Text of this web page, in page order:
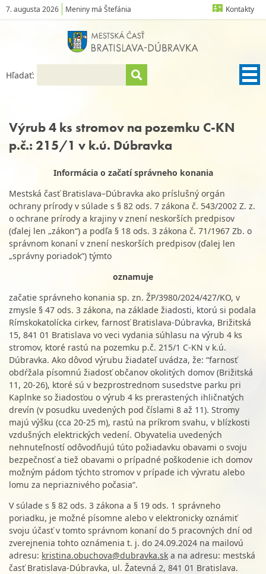
7. augusta 2026 Meniny má Štefánia Kontakty
Hľadať:
Výrub 4 ks stromov na pozemku C-KN
p.č.: 215/1 v k.ú. Dúbravka
Informácia o začatí správneho konania
Mestská časť Bratislava–Dúbravka ako príslušný orgán
ochrany prírody v súlade s § 82 ods. 7 zákona č. 543/2002 Z. z.
o ochrane prírody a krajiny v znení neskorších predpisov
(ďalej len „zákon“) a podľa § 18 ods. 3 zákona č. 71/1967 Zb. o
správnom konaní v znení neskorších predpisov (ďalej len
„správny poriadok“) týmto
oznamuje
začatie správneho konania sp. zn. ŽP/3980/2024/427/KO, v
zmysle § 47 ods. 3 zákona, na základe žiadosti, ktorú si podala
Rímskokatolícka cirkev, farnosť Bratislava-Dúbravka, Brižitská
15, 841 01 Bratislava vo veci vydania súhlasu na výrub 4 ks
stromov, ktoré rastú na pozemku p.č. 215/1 C-KN v k.ú.
Dúbravka. Ako dôvod výrubu žiadateľ uvádza, že: “farnosť
obdŕžala písomnú žiadosť občanov okolitých domov (Brižitská
11, 20-26), ktoré sú v bezprostrednom susedstve parku pri
Kaplnke so žiadosťou o výrub 4 ks prerastených ihličnatých
drevín (v posudku uvedených pod číslami 8 až 11). Stromy
majú výšku (cca 20-25 m), rastú na príkrom svahu, v blízkosti
vzdušných elektrických vedení. Obyvatelia uvedených
nehnuteľností odôvodňujú túto požiadavku obavami o svoju
bezpečnosť a tiež obavami o prípadné poškodenie ich domov
možným pádom týchto stromov v prípade ich vývratu alebo
lomu za nepriaznivého počasia“.
V súlade s § 82 ods. 3 zákona a § 19 ods. 1 správneho
poriadku, je možné písomne alebo v elektronicky oznámiť
svoju účasť v tomto správnom konaní do 5 pracovných dní od
zverejnenia tohto oznámenia t. j. do 24.09.2024 na mailovú
adresu: kristina.obuchova@dubravka.sk a na adresu: mestská
časť Bratislava-Dúbravka, ul. Žatevná 2, 841 01 Bratislava.